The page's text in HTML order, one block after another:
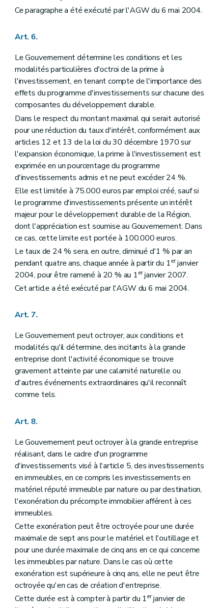
Ce paragraphe a été exécuté par l'AGW du 6 mai 2004.
Art. 6.
Le Gouvernement détermine les conditions et les
modalités particulières d'octroi de la prime à
l'investissement, en tenant compte de l'importance des
effets du programme d'investissements sur chacune des
composantes du développement durable.
Dans le respect du montant maximal qui serait autorisé
pour une réduction du taux d'intérêt, conformément aux
articles 12 et 13 de la loi du 30 décembre 1970 sur
l'expansion économique, la prime à l'investissement est
exprimée en un pourcentage du programme
d'investissements admis et ne peut excéder 24 %.
Elle est limitée à 75.000 euros par emploi créé, sauf si
le programme d'investissements présente un intérêt
majeur pour le développement durable de la Région,
dont l'appréciation est soumise au Gouvernement. Dans
ce cas, cette limite est portée à 100.000 euros.
Le taux de 24 % sera, en outre, diminué d'1 % par an
pendant quatre ans, chaque année à partir du 1erjanvier
2004, pour être ramené à 20 % au 1erjanvier 2007.
Cet article a été exécuté par l'AGW du 6 mai 2004.
Art. 7.
Le Gouvernement peut octroyer, aux conditions et
modalités qu'il détermine, des incitants à la grande
entreprise dont l'activité économique se trouve
gravement atteinte par une calamité naturelle ou
d'autres événements extraordinaires qu'il reconnaît
comme tels.
Art. 8.
Le Gouvernement peut octroyer à la grande entreprise
réalisant, dans le cadre d'un programme
d'investissements visé à l'article 5, des investissements
en immeubles, en ce compris les investissements en
matériel réputé immeuble par nature ou par destination,
l'exonération du précompte immobilier afférent à ces
immeubles.
Cette exonération peut être octroyée pour une durée
maximale de sept ans pour le matériel et l'outillage et
pour une durée maximale de cinq ans en ce qui concerne
les immeubles par nature. Dans le cas où cette
exonération est supérieure à cinq ans, elle ne peut être
octroyée qu'en cas de création d'entreprise.
Cette durée est à compter à partir du 1erjanvier de